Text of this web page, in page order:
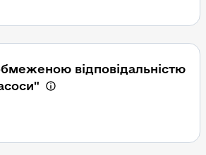
відповідальністю